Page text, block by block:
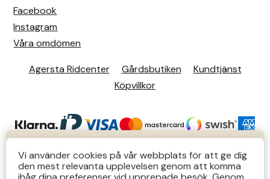
KUNDTJÄNST
Butiks- & telefontider Mån-Tors 12-14 Lör 12-14
Facebook
Instagram
Våra omdömen
Agersta Ridcenter Gårdsbutiken
Kundtjänst
Köpvillkor
Vi använder cookies på vår webbplats för att ge dig
den mest relevanta upplevelsen genom att komma